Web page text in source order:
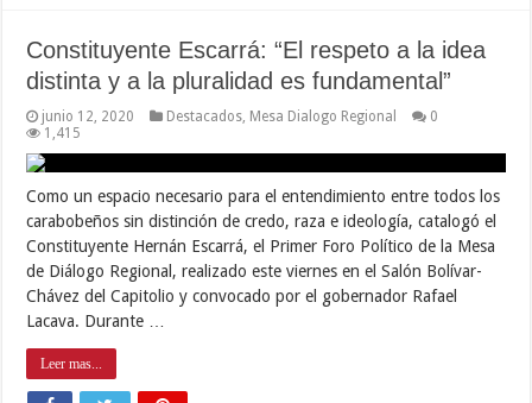
Constituyente Escarrá: “El respeto a la idea
distinta y a la pluralidad es fundamental”
junio 12, 2020 Destacados Mesa Dialogo Regional
0
1,415
Como un espacio necesario para el entendimiento entre todos los
carabobeños sin distinción de credo, raza e ideología, catalogó el
Constituyente Hernán Escarrá, el Primer Foro Político de la Mesa
de Diálogo Regional, realizado este viernes en el Salón Bolívar-
Chávez del Capitolio y convocado por el gobernador Rafael
Lacava. Durante …
Leer mas...